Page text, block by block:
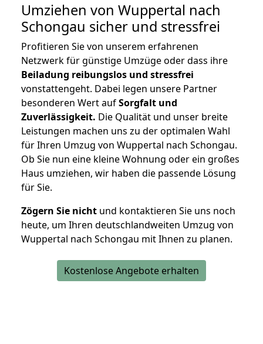
Umziehen von Wuppertal nach
Schongau sicher und stressfrei
Profitieren Sie von unserem erfahrenen
Netzwerk für günstige Umzüge oder dass ihre
Beiladung reibungslos und stressfrei
vonstattengeht. Dabei legen unsere Partner
besonderen Wert aufSorgfalt und
Zuverlässigkeit. Die Qualität und unser breite
Leistungen machen uns zu der optimalen Wahl
für Ihren Umzug von Wuppertal nach Schongau.
Ob Sie nun eine kleine Wohnung oder ein großes
Haus umziehen, wir haben die passende Lösung
für Sie.
Zögern Sie nicht und kontaktieren Sie uns noch
heute, um Ihren deutschlandweiten Umzug von
Wuppertal nach Schongau mit Ihnen zu planen.
Kostenlose Angebote erhalten